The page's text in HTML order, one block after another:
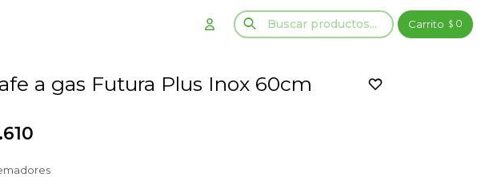
$ 0
a gas Futura Plus Inox 60cm